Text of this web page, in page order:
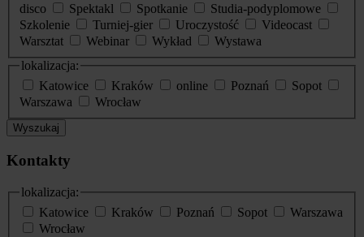
disco
Spektakl Spotkanie
Studia-podyplomowe
Szkolenie
Turniej-gier Uroczystość
Videocast
Warsztat
Webinar Wykład
Wystawa
lokalizacja:
Katowice
Kraków online Poznań
Sopot
Warszawa
Wrocław
Wyszukaj
Kontakty
lokalizacja:
Katowice
Kraków Poznań Sopot
Warszawa
Wrocław